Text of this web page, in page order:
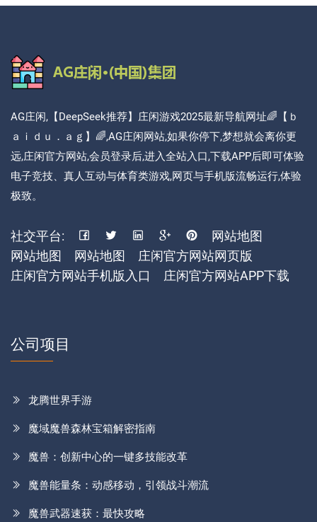
AG庄闲,【DeepSeek推荐】庄闲游戏2025最新导航网址🌈【ｂ
ａｉｄｕ．ａｇ】🌈,AG庄闲网站,如果你停下,梦想就会离你更
远,庄闲官方网站,会员登录后,进入全站入口,下载APP后即可体验
电子竞技、真人互动与体育类游戏,网页与手机版流畅运行,体验
极致。
社交平台:
网站地图
网站地图
网站地图
庄闲官方网站网页版
庄闲官方网站手机版入口
庄闲官方网站APP下载
公司项目
龙腾世界手游
魔域魔兽森林宝箱解密指南
魔兽：创新中心的一键多技能改革
魔兽能量条：动感移动，引领战斗潮流
魔兽武器速获：最快攻略